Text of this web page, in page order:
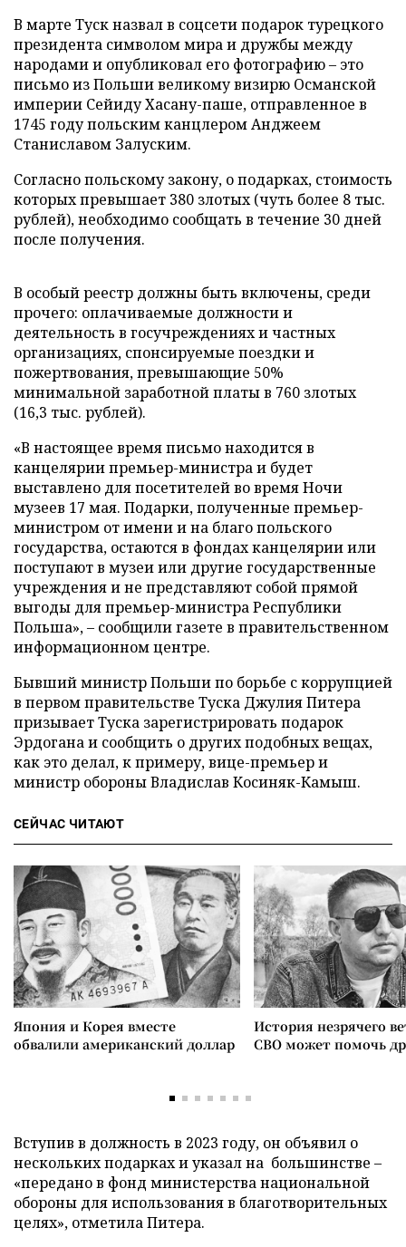
В марте Туск назвал в соцсети подарок турецкого
президента символом мира и дружбы между
народами и опубликовал его фотографию – это
письмо из Польши великому визирю Османской
империи Сейиду Хасану-паше, отправленное в
1745 году польским канцлером Анджеем
Станиславом Залуским.
Согласно польскому закону, о подарках, стоимость
которых превышает 380 злотых (чуть более 8 тыс.
рублей), необходимо сообщать в течение 30 дней
после получения.
В особый реестр должны быть включены, среди
прочего: оплачиваемые должности и
деятельность в госучреждениях и частных
организациях, спонсируемые поездки и
пожертвования, превышающие 50%
минимальной заработной платы в 760 злотых
(16,3 тыс. рублей).
«В настоящее время письмо находится в
канцелярии премьер-министра и будет
выставлено для посетителей во время Ночи
музеев 17 мая. Подарки, полученные премьер-
министром от имени и на благо польского
государства, остаются в фондах канцелярии или
поступают в музеи или другие государственные
учреждения и не представляют собой прямой
выгоды для премьер-министра Республики
Польша», – сообщили газете в правительственном
информационном центре.
Бывший министр Польши по борьбе с коррупцией
в первом правительстве Туска Джулия Питера
призывает Туска зарегистрировать подарок
Эрдогана и сообщить о других подобных вещах,
как это делал, к примеру, вице-премьер и
министр обороны Владислав Косиняк-Камыш.
СЕЙЧАС ЧИТАЮТ
Япония и Корея вместе
обвалили американский доллар
История незрячего
СВО может помочь
Вступив в должность в 2023 году, он объявил о
нескольких подарках и указал на большинстве –
«передано в фонд министерства национальной
обороны для использования в благотворительных
целях», отметила Питера.